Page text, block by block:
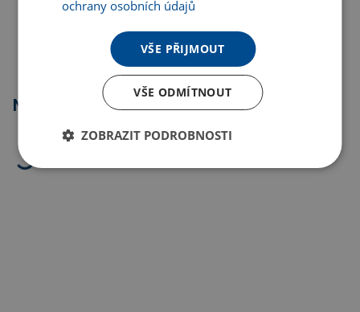
Kopírovat odkaz
Nejprodávanější
ochrany osobních údajů
VŠE PŘIJMOUT
VŠE ODMÍTNOUT
ZOBRAZIT PODROBNOSTI